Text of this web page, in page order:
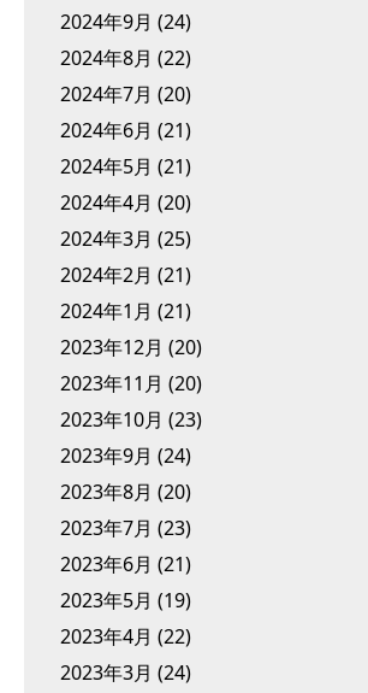
2024年9月 (24)
2024年8月 (22)
2024年7月 (20)
2024年6月 (21)
2024年5月 (21)
2024年4月 (20)
2024年3月 (25)
2024年2月 (21)
2024年1月 (21)
2023年12月 (20)
2023年11月 (20)
2023年10月 (23)
2023年9月 (24)
2023年8月 (20)
2023年7月 (23)
2023年6月 (21)
2023年5月 (19)
2023年4月 (22)
2023年3月 (24)